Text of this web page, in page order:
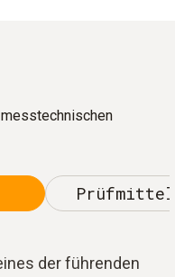
der führenden